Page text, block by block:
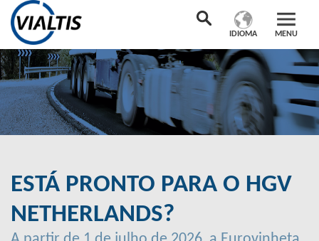
MENU
IDIOMA
ESTÁ PRONTO PARA O HGV
NETHERLANDS?